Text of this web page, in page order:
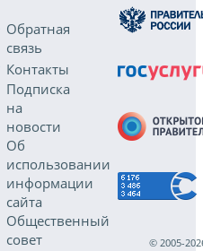
Обратная
связь
Контакты
Подписка
на
новости
Об
использовании
информации
сайта
Общественный
совет
© 2005-